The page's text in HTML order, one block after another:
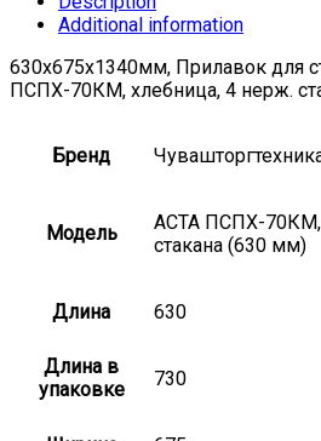
Additional information
630х675х1340мм, Прилавок для
ПСПХ-70КМ, хлебница, 4 нерж.
Бренд
Модель
АСТА ПСПХ-70КМ,
стакана (630 мм)
Длина 630
Длина в
упаковке
730